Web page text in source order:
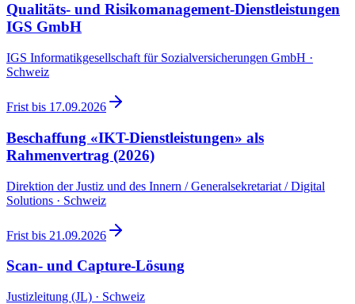
Qualitäts- und Risikomanagement-Dienstleistungen
IGS GmbH
IGS Informatikgesellschaft für Sozialversicherungen GmbH ·
Schweiz
Frist bis 17.09.2026
Beschaffung «IKT-Dienstleistungen» als
Rahmenvertrag (2026)
Direktion der Justiz und des Innern / Generalsekretariat / Digital
Solutions · Schweiz
Frist bis 21.09.2026
Scan- und Capture-Lösung
Justizleitung (JL) · Schweiz